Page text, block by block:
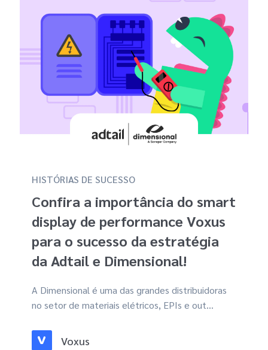
HISTÓRIAS DE SUCESSO
Confira a importância do smart
display de performance Voxus
para o sucesso da estratégia
da Adtail e Dimensional!
A Dimensional é uma das grandes distribuidoras
no setor de materiais elétricos, EPIs e out...
Voxus